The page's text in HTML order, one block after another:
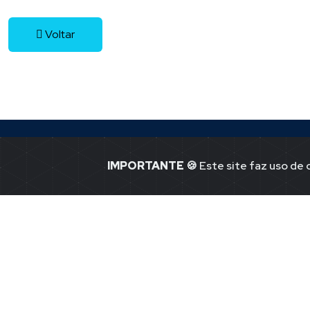
Voltar
Jornal Ponto -
IMPORTANTE 🍪 Este site faz uso